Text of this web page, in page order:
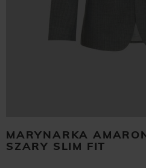
MARYNARKA
SZARY SLIM FIT